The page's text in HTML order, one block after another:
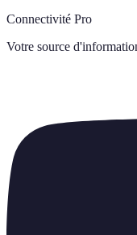
Connectivité Pro
Votre source